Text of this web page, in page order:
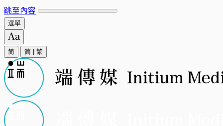
跳至內容
選單
简 简 繁